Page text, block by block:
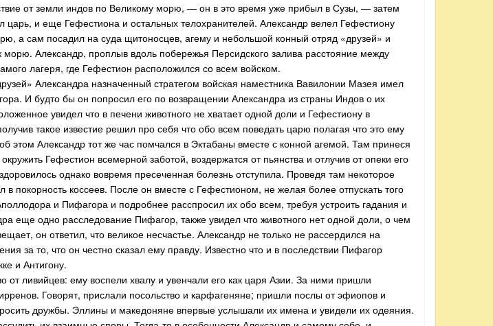
от земли индов по Великому морю, — он в это время уже прибыл в Сузы, — затем
царь, и еще Гефестиона и остальных телохранителей. Александр велел Гефестиону
а сам посадил на суда щитоносцев, агему и небольшой конный отряд «друзей» и
морю. Александр, проплыв вдоль побережья Персидского залива расстояние между
лагеря, где Гефестион расположился со всем войском.
Александра назначенный стратегом войская наместника Вавилонии Мазея имел
И будто бы он попросил его по возвращении Александра из страны Индов о их
увидел что в печени животного не хватает одной доли и Гефестиону в
такое известие решил про себя что обо всем поведать царю полагая что это ему
этом Александр тот же час помчался в Эктабаны вместе с конной агемой. Там принеся
Гефестион всемерной заботой, воздержатся от пьянства и отлучив от опеки его
однако вовремя пресеченная болезнь отступила. Проведя там некоторое
покорность коссеев. После он вместе с Гефестионом, не желая более отпускать того
и Пифагора и подробнее расспросил их обо всем, требуя устроить гадания и
еще одно расследование Пифагор, также увидел что животного нет одной доли, о чем
он ответил, что великое несчастье. Александр не только не рассердился на
за то, что он честно сказал ему правду. Известно что и в последствии Пифагор
и Антигону.
от ливийцев: ему воспели хвалу и увенчали его как царя Азии. За ними пришли
Говорят, прислали посольство и карфагеняне; пришли послы от эфиопов и
дружбы. Эллины и македоняне впервые услышали их имена и увидели их одеяния.